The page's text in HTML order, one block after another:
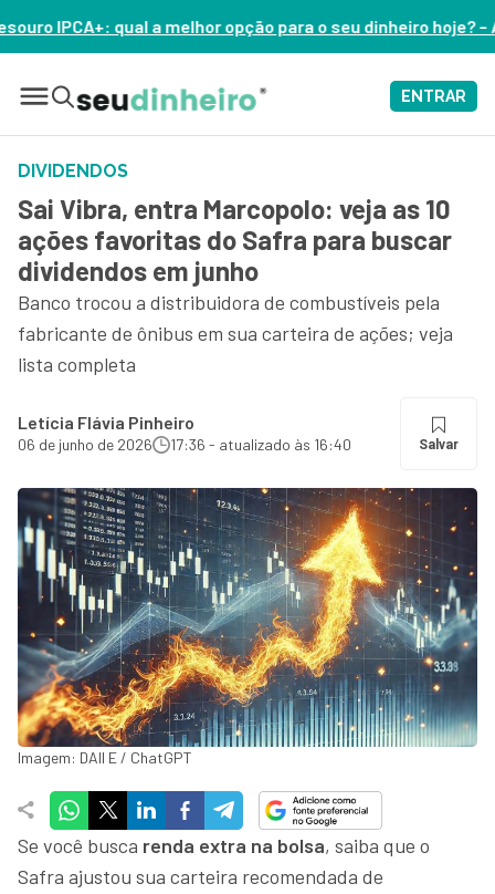
para o seu dinheiro hoje? – ASSISTA AGORA
ENTRAR
DIVIDENDOS
Sai Vibra, entra Marcopolo: veja as 10
ações favoritas do Safra para buscar
dividendos em junho
Banco trocou a distribuidora de combustíveis pela
fabricante de ônibus em sua carteira de ações; veja
lista completa
Letícia Flávia Pinheiro
06 de junho de 2026 17:36 - atualizado às 16:40 Salvar
Imagem: DAll E / ChatGPT
Se você busca renda extra na bolsa, saiba que o
Safra ajustou sua carteira recomendada de